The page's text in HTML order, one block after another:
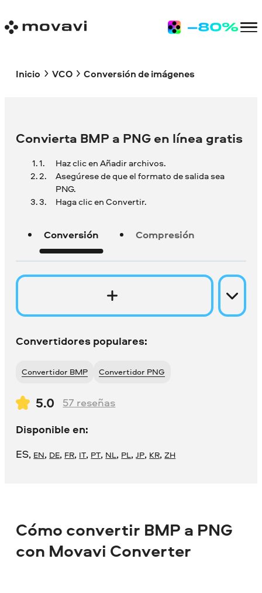
Inicio VCO Conversión de imágenes
Convierta BMP a PNG en línea gratis
Haz clic en Añadir archivos.
Asegúrese de que el formato de salida sea
PNG.
Haga clic en Convertir.
Conversión Compresión
Convertidores populares:
Convertidor BMP Convertidor PNG
5.0 57 reseñas
Disponible en:
ES, EN, DE, FR, IT, PT, NL, PL,JP, KR,ZH
Cómo convertir BMP a PNG
con Movavi Converter